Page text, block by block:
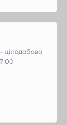
цілодобово